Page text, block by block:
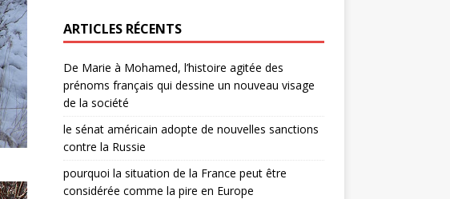
ARTICLES RÉCENTS
De Marie à Mohamed, l’histoire agitée des
prénoms français qui dessine un nouveau visage
de la société
le sénat américain adopte de nouvelles sanctions
contre la Russie
pourquoi la situation de la France peut être
considérée comme la pire en Europe